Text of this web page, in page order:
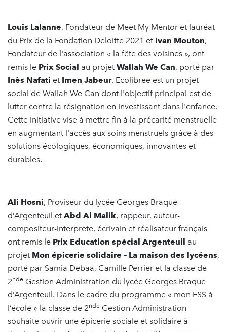
Louis Lalanne, Fondateur de Meet My Mentor et lauréat
du Prix de la Fondation Deloitte 2021 et Ivan Mouton,
Fondateur de l'association « la fête des voisines », ont
remis le Prix Social au projet Wallah We Can, porté par
Inès Nafati et Imen Jabeur. Ecolibree est un projet
social de Wallah We Can dont l'objectif principal est de
lutter contre la résignation en investissant dans l'enfance.
Cette initiative vise à mettre fin à la précarité menstruelle
en augmentant l'accès aux soins menstruels grâce à des
solutions écologiques, économiques, innovantes et
durables.
Ali Hosni, Proviseur du lycée Georges Braque
d’Argenteuil et Abd Al Malik, rappeur, auteur-
compositeur-interprète, écrivain et réalisateur français
ont remis le Prix Education spécial Argenteuil au
projet Mon épicerie solidaire – La maison des lycéens,
porté par Samia Debaa, Camille Perrier et la classe de
2nde Gestion Administration du lycée Georges Braque
d’Argenteuil. Dans le cadre du programme « mon ESS à
l’école » la classe de 2nde Gestion Administration
souhaite ouvrir une épicerie sociale et solidaire à